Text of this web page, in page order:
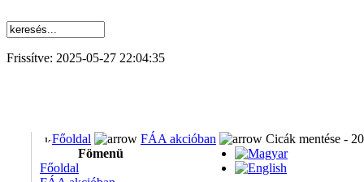
Frissítve: 2025-05-27 22:04:35
Főoldal FÁA akcióban
Cicák mentése -
Fömenü
Főoldal